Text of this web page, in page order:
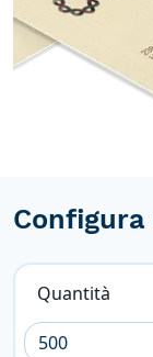
Configura
Quantità
L’ordine è